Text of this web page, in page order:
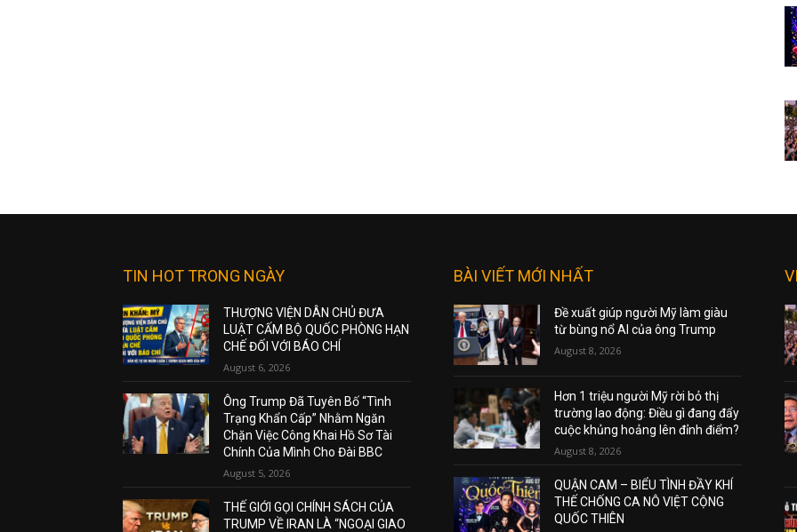
TIN HOT TRONG NGÀY
THƯỢNG VIỆN DÂN CHỦ ĐƯA
LUẬT CẤM BỘ QUỐC PHÒNG HẠN
CHẾ ĐỐI VỚI BÁO CHÍ
August 6, 2026
Ông Trump Đã Tuyên Bố “Tình
Trạng Khẩn Cấp” Nhằm Ngăn
Chặn Việc Công Khai Hồ Sơ Tài
Chính Của Mình Cho Đài BBC
August 5, 2026
THẾ GIỚI GỌI CHÍNH SÁCH CỦA
TRUMP VỀ IRAN LÀ “NGOẠI GIAO
BÀI VIẾT MỚI NHẤT
Đề xuất giúp người Mỹ làm giàu
từ bùng nổ AI của ông Trump
August 8, 2026
Hơn 1 triệu người Mỹ rời bỏ thị
trường lao động: Điều gì đang đẩy
cuộc khủng hoảng lên đỉnh điểm?
August 8, 2026
QUẬN CAM – BIỂU TÌNH ĐẦY KHÍ
THẾ CHỐNG CA NÔ VIỆT CỘNG
QUỐC THIÊN